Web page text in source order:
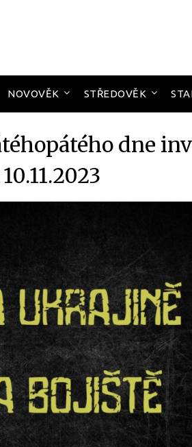
NOVOVĚK STŘEDOVĚK
dne